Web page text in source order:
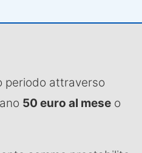
periodo attraverso
50 euro al mese o